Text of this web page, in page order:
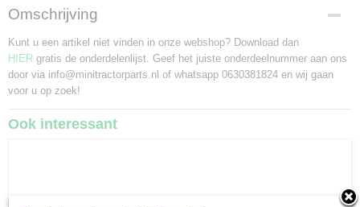
Omschrijving
Kunt u een artikel niet vinden in onze webshop? Download dan
HIER gratis de onderdelenlijst. Geef het juiste onderdeelnummer aan ons
door via info@minitractorparts.nl of whatsapp 0630381824 en wij gaan
voor u op zoek!
Ook interessant